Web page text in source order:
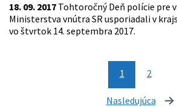
18. 09. 2017 Tohtoročný Deň polície pre
Ministerstva vnútra SR usporiadali v
vo štvrtok 14. septembra 2017.
1 2
Nasledujúca